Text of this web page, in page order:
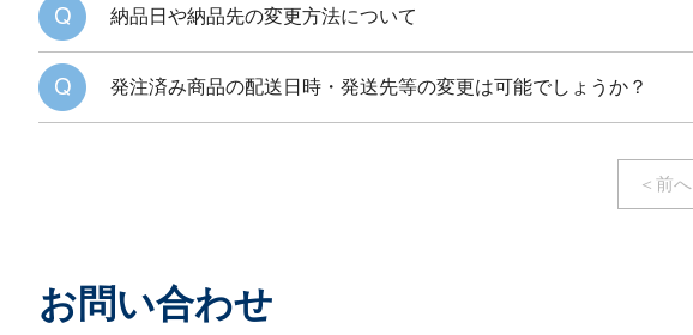
納品日や納品先の変更方法について
発注済み商品の配送日時・発送先等の変更は可能でしょうか？
＜前へ
お問い合わせ